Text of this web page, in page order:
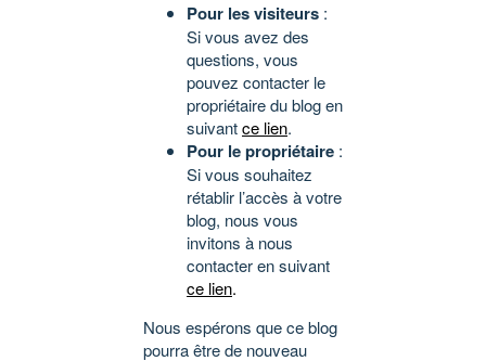
Pour les visiteurs :
Si vous avez des
questions, vous
pouvez contacter le
propriétaire du blog en
suivantce lien.
Pour le propriétaire :
Si vous souhaitez
rétablir l’accès à votre
blog, nous vous
invitons à nous
contacter en suivant
ce lien.
Nous espérons que ce blog
pourra être de nouveau